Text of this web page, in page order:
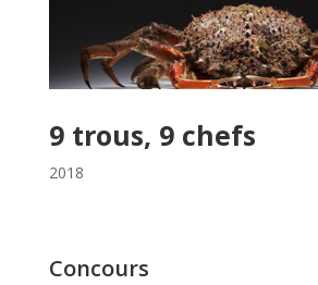
9 trous, 9 chefs
2018
Concours